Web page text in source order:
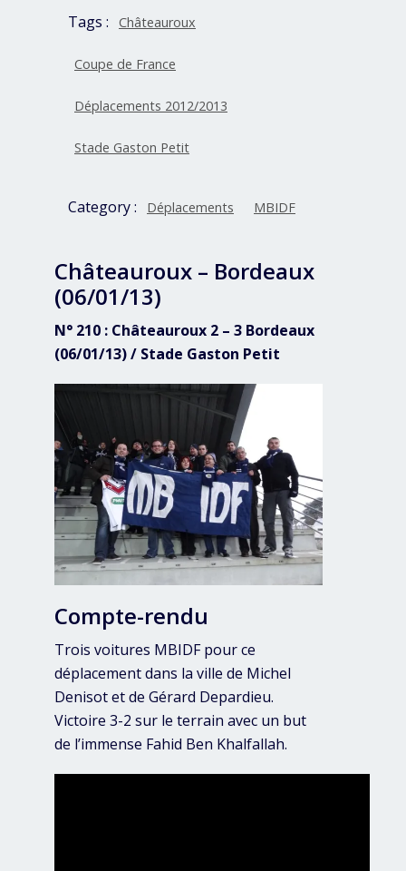
Tags : Châteauroux
Coupe de France
Déplacements 2012/2013
Stade Gaston Petit
Category : Déplacements MBIDF
Châteauroux – Bordeaux
(06/01/13)
N° 210 : Châteauroux 2 – 3 Bordeaux
(06/01/13) / Stade Gaston Petit
Compte-rendu
Trois voitures MBIDF pour ce
déplacement dans la ville de Michel
Denisot et de Gérard Depardieu.
Victoire 3-2 sur le terrain avec un but
de l’immense Fahid Ben Khalfallah.